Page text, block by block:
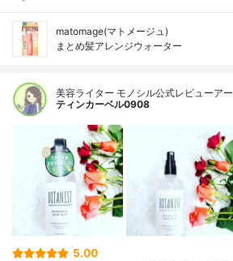
matomage(マトメージュ)
まとめ髪アレンジウォーター
美容ライター モノシル公式レビューアー
ティンカーベル0908
5.00